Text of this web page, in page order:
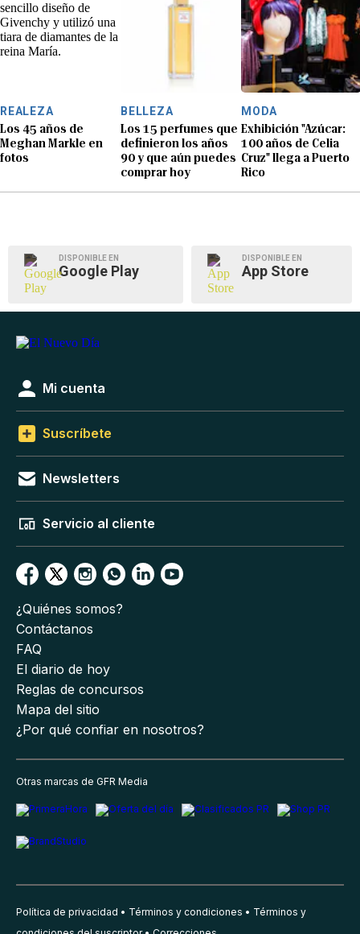
REALEZA
Los 45 años de
Meghan Markle en
fotos
BELLEZA
Los 15 perfumes que
definieron los años
90 y que aún puedes
comprar hoy
MODA
Exhibición "Azúcar:
100 años de Celia
Cruz" llega a Puerto
Rico
DISPONIBLE EN
Google Play
DISPONIBLE EN
App Store
Mi cuenta
Suscríbete
Newsletters
Servicio al cliente
¿Quiénes somos?
Contáctanos
FAQ
El diario de hoy
Reglas de concursos
Mapa del sitio
¿Por qué confiar en nosotros?
Otras marcas de GFR Media
Política de privacidad Términos y condiciones
Términos y